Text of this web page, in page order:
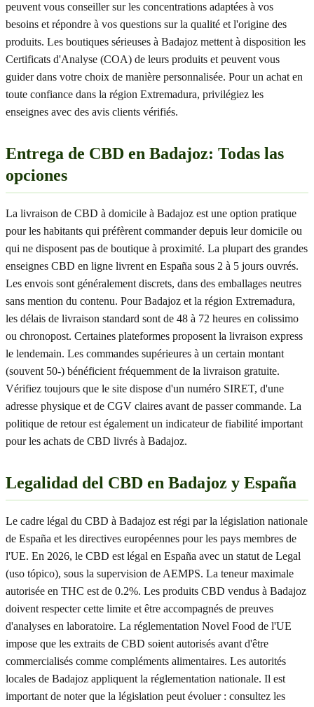
peuvent vous conseiller sur les concentrations adaptées à vos
besoins et répondre à vos questions sur la qualité et l'origine des
produits. Les boutiques sérieuses à Badajoz mettent à disposition les
Certificats d'Analyse (COA) de leurs produits et peuvent vous
guider dans votre choix de manière personnalisée. Pour un achat en
toute confiance dans la région Extremadura, privilégiez les
enseignes avec des avis clients vérifiés.
Entrega de CBD en Badajoz: Todas las
opciones
La livraison de CBD à domicile à Badajoz est une option pratique
pour les habitants qui préfèrent commander depuis leur domicile ou
qui ne disposent pas de boutique à proximité. La plupart des grandes
enseignes CBD en ligne livrent en España sous 2 à 5 jours ouvrés.
Les envois sont généralement discrets, dans des emballages neutres
sans mention du contenu. Pour Badajoz et la région Extremadura,
les délais de livraison standard sont de 48 à 72 heures en colissimo
ou chronopost. Certaines plateformes proposent la livraison express
le lendemain. Les commandes supérieures à un certain montant
(souvent 50-) bénéficient fréquemment de la livraison gratuite.
Vérifiez toujours que le site dispose d'un numéro SIRET, d'une
adresse physique et de CGV claires avant de passer commande. La
politique de retour est également un indicateur de fiabilité important
pour les achats de CBD livrés à Badajoz.
Legalidad del CBD en Badajoz y España
Le cadre légal du CBD à Badajoz est régi par la législation nationale
de España et les directives européennes pour les pays membres de
l'UE. En 2026, le CBD est légal en España avec un statut de Legal
(uso tópico), sous la supervision de AEMPS. La teneur maximale
autorisée en THC est de 0.2%. Les produits CBD vendus à Badajoz
doivent respecter cette limite et être accompagnés de preuves
d'analyses en laboratoire. La réglementation Novel Food de l'UE
impose que les extraits de CBD soient autorisés avant d'être
commercialisés comme compléments alimentaires. Les autorités
locales de Badajoz appliquent la réglementation nationale. Il est
important de noter que la législation peut évoluer : consultez les